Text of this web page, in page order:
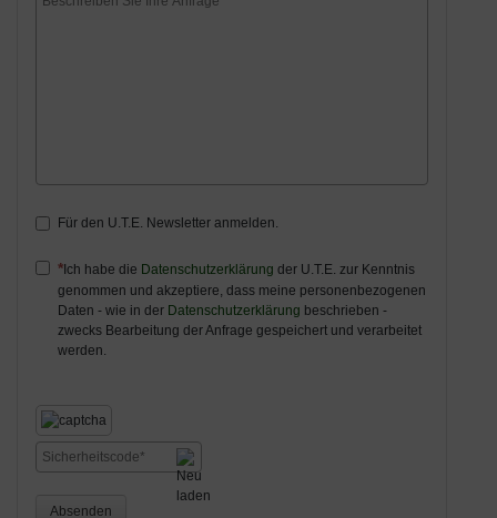
Für den U.T.E. Newsletter anmelden.
Ich habe die Datenschutzerklärung der U.T.E. zur Kenntnis
genommen und akzeptiere, dass meine personenbezogenen
Daten - wie in der Datenschutzerklärung beschrieben -
zwecks Bearbeitung der Anfrage gespeichert und verarbeitet
werden.
Absenden